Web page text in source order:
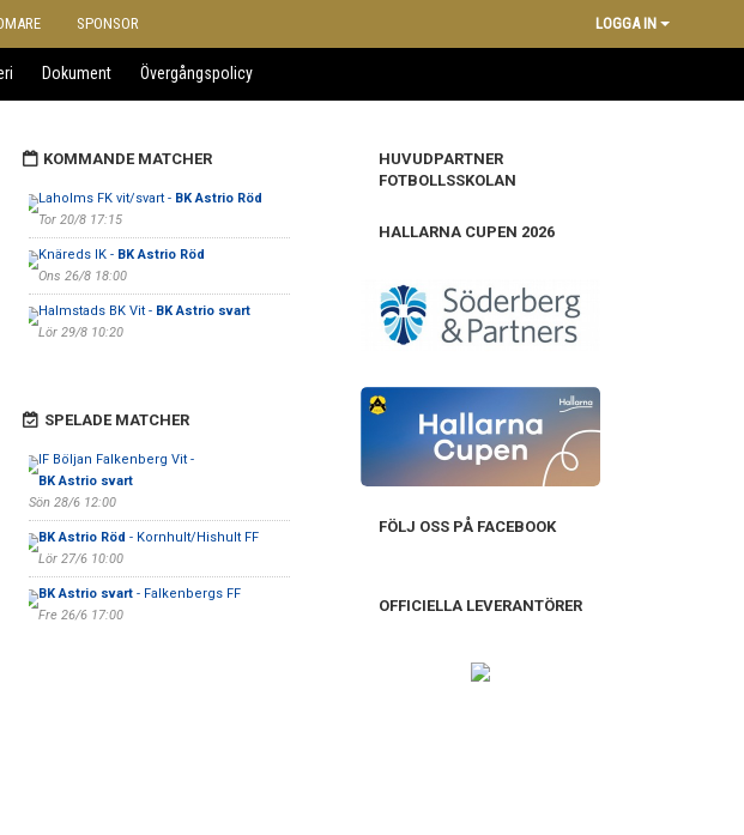
SPONSOR LOGGA IN
Dokument Övergångspolicy
KOMMANDE MATCHER
Laholms FK vit/svart - BK Astrio Röd
Tor 20/8 17:15
Knäreds IK - BK Astrio Röd
Ons 26/8 18:00
Halmstads BK Vit - BK Astrio svart
Lör 29/8 10:20
SPELADE MATCHER
IF Böljan Falkenberg Vit -
BK Astrio svart
Sön 28/6 12:00
BK Astrio Röd - Kornhult/Hishult FF
Lör 27/6 10:00
BK Astrio svart- Falkenbergs FF
Fre 26/6 17:00
HUVUDPARTNER
FOTBOLLSSKOLAN
HALLARNA CUPEN 2026
FÖLJ OSS PÅ FACEBOOK
OFFICIELLA LEVERANTÖRER